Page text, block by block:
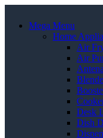
Mega Menu
Home
Air
Air
Antena
Desk
Dish